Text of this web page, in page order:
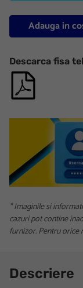
Adauga in
Descarca fisa
* Imaginile si
cazuri pot contine
furnizor. Pentru orice
Descriere